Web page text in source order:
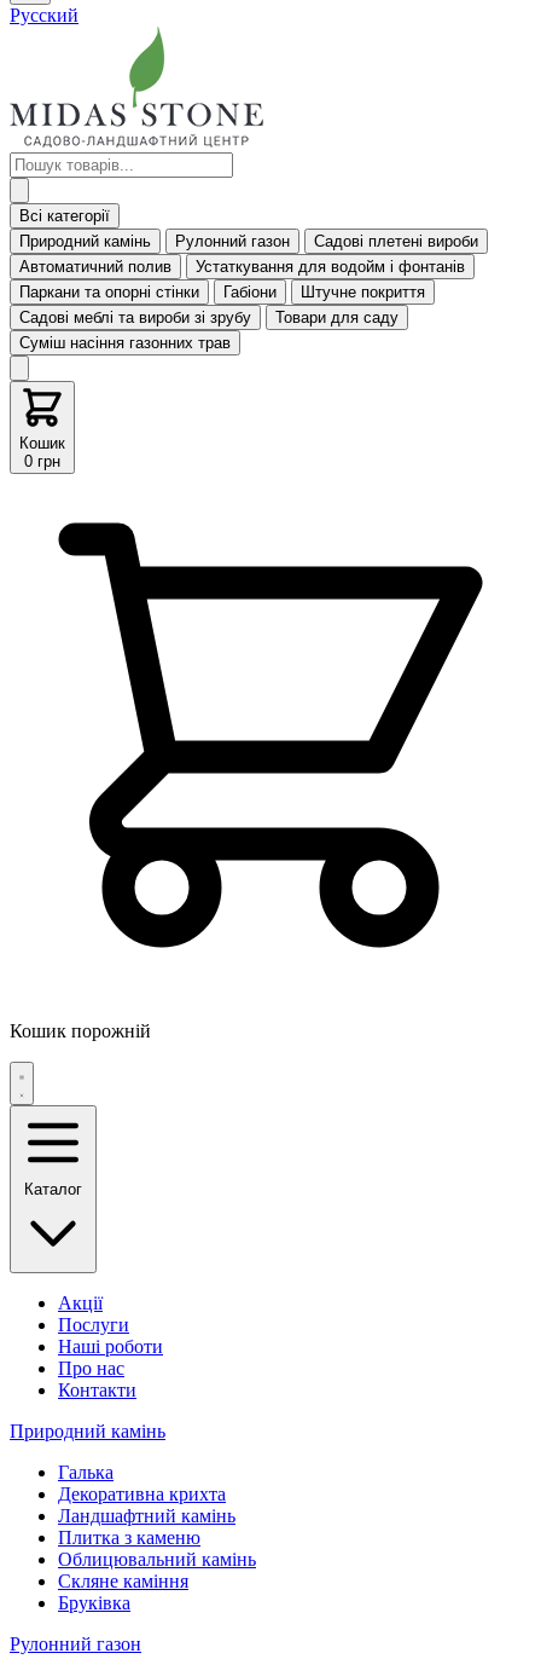
Русский
Всі категорії
Природний камінь
Рулонний газон
Садові плетені вироби
Автоматичний полив
Устаткування для водойм і фонтанів
Паркани та опорні стінки
Габіони
Штучне покриття
Садові меблі та вироби зі зрубу
Товари для саду
Суміш насіння газонних трав
Кошик
0 грн
Кошик порожній
Каталог
Акції
Послуги
Наші роботи
Про нас
Контакти
Природний камінь
Галька
Декоративна крихта
Ландшафтний камінь
Плитка з каменю
Облицювальний камінь
Скляне каміння
Бруківка
Рулонний газон